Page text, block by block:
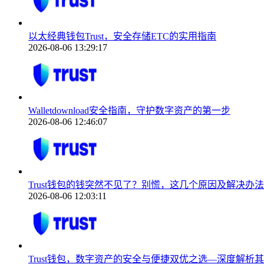
以太经典钱包Trust，安全存储ETC的实用指南
2026-08-06 13:29:17
Walletdownload安全指南，守护数字资产的第一步
2026-08-06 12:46:07
Trust钱包的钱突然不见了？别慌，这几个原因及解决办法
2026-08-06 12:03:11
Trust钱包，数字资产的安全与便捷双优之选—深度解析